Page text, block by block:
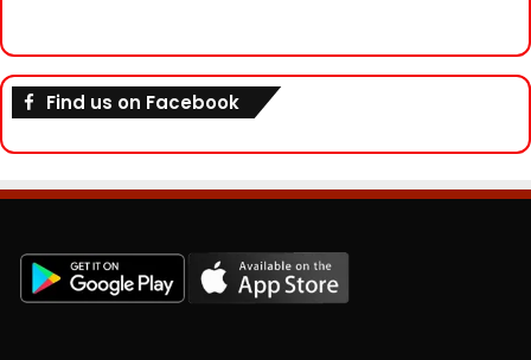
Find us on Facebook